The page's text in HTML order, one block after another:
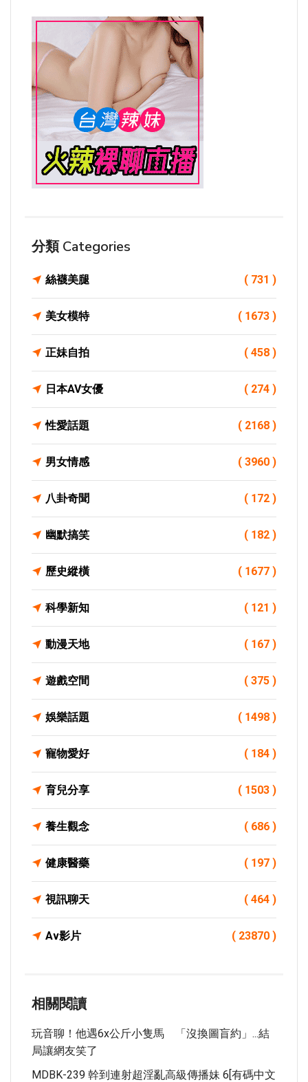
分類 Categories
絲襪美腿 ( 731 )
美女模特 ( 1673 )
正妹自拍 ( 458 )
日本AV女優 ( 274 )
性愛話題 ( 2168 )
男女情感 ( 3960 )
八卦奇聞 ( 172 )
幽默搞笑 ( 182 )
歷史縱橫 ( 1677 )
科學新知 ( 121 )
動漫天地 ( 167 )
遊戲空間 ( 375 )
娛樂話題 ( 1498 )
寵物愛好 ( 184 )
育兒分享 ( 1503 )
養生觀念 ( 686 )
健康醫藥 ( 197 )
視訊聊天 ( 464 )
Av影片 ( 23870 )
相關閱讀
玩音聊！他遇6x公斤小隻馬 「沒換圖盲約」...結
局讓網友笑了
MDBK-239 幹到連射超淫亂高級傳播妹 6[有碼中文